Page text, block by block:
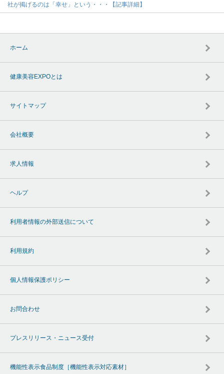
社が掲げるのは「幸せ」という・・・【記事詳細】
ホーム
健康美容EXPOとは
サイトマップ
会社概要
求人情報
ヘルプ
利用者情報の外部送信について
利用規約
個人情報保護ポリシー
お問合わせ
プレスリリース・ニュース受付
機能性表示食品制度［機能性表示対応素材］